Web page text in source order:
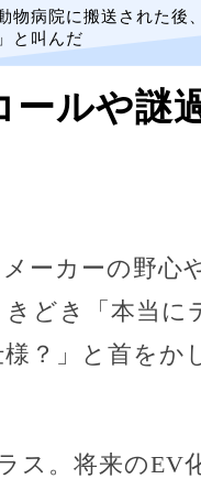
物病院に搬送された後
と叫んだ
ールや謎
ーカーの野心
どき「本当に
？」と首をか
ス。将来のEV